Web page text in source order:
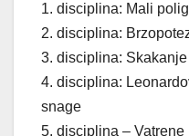
1. disciplina: Mali
2. disciplina:
3. disciplina:
4. disciplina:
snage
5. disciplina –